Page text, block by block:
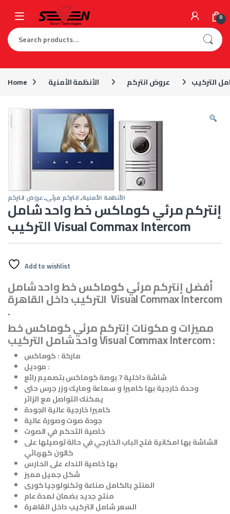
0
Search for:
Home الأنظمة الأمنية عروض انتركم
الأنظمة الأمنية,انتركم مرئى,عروض انتركم
إنتركم مرئي كوماكس خط واحد شامل
التركيب Visual Commax Intercom
Add to wishlist
أفضل إنتركم مرئي كوماكس خط واحد شامل
التركيب داخل القاهرة Visual Commax Intercom
.
مميزات و مكونات إنتركم مرئي كوماكس خط
واحد شامل التركيب Visual Commax Intercom :
ماركة : كوماكس
موديل :
شاشة داخلية 7 بوصة كوماكس بتصميم رائع
وحدة خارجية بها كاميرا و سماعة ومايك وزر جرس حتى
يمكنك التواصل مع الزائر
كاميرا خارجية عالية الجودة
جودة صوت وصورة عالية
خاصية التحكم في الصوت
الشاشة بها امكانية فتح الباب الخارجي في حالة توصيلها على
كالون كهربائي
بها خاصية النداء على الحارس
شكل جميل مميز
المنتج بالكامل صناعة وتكنولوجيا كورى
منتج جديد بضمان لمدة عام
السعر شامل التركيب داخل القاهرة